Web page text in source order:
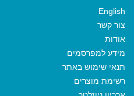
English
צור קשר
אודות
מידע למפרסמים
תנאי שימוש באתר
רשימת מוצרים